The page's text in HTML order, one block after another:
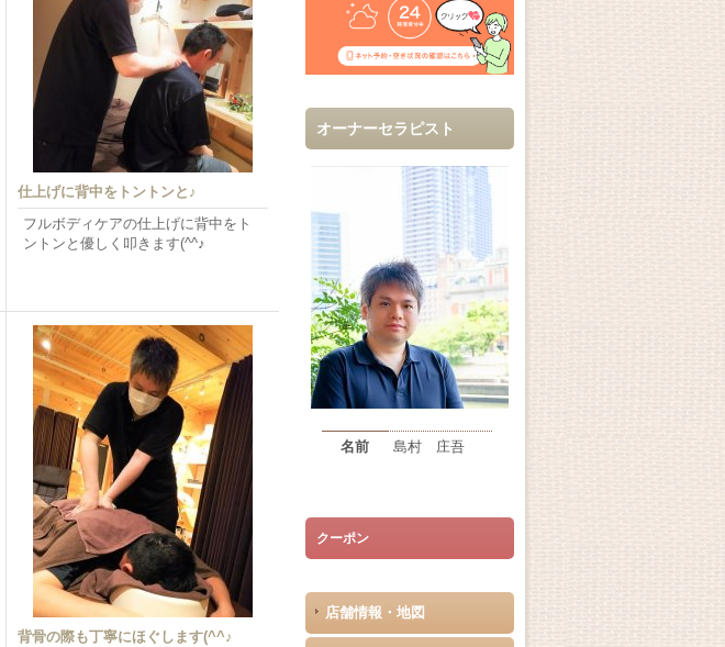
仕上げに背中をトントンと♪
フルボディケアの仕上げに背中をト
ントンと優しく叩きます(^^♪
背骨の際も丁寧にほぐします(^^♪
オーナーセラピスト
名前 島村 庄吾
クーポン
店舗情報・地図